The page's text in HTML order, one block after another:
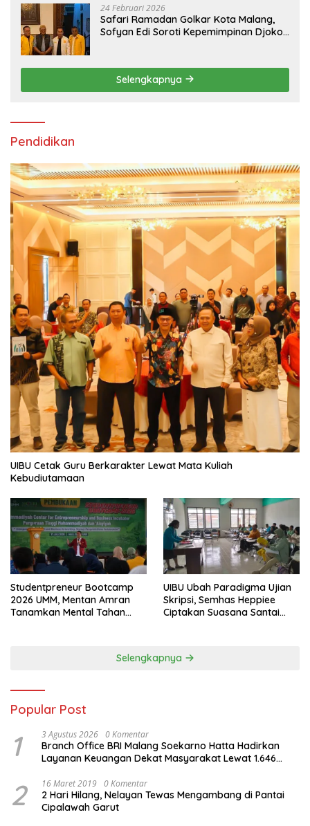
24 Februari 2026
Safari Ramadan Golkar Kota Malang,
Sofyan Edi Soroti Kepemimpinan Djoko
Selengkapnya
Pendidikan
UIBU Cetak Guru Berkarakter Lewat Mata Kuliah
Kebudiutamaan
Studentpreneur Bootcamp
2026 UMM, Mentan Amran
Tanamkan Mental Tahan
UIBU Ubah Paradigma Ujian
Skripsi, Semhas Heppiee
Ciptakan Suasana Santai
Selengkapnya
Popular Post
1 3 Agustus 2026 0 Komentar
Branch Office BRI Malang Soekarno Hatta Hadirkan
Layanan Keuangan Dekat Masyarakat Lewat 1.646
2 16 Maret 2019 0 Komentar
2 Hari Hilang, Nelayan Tewas Mengambang di Pantai
Cipalawah Garut